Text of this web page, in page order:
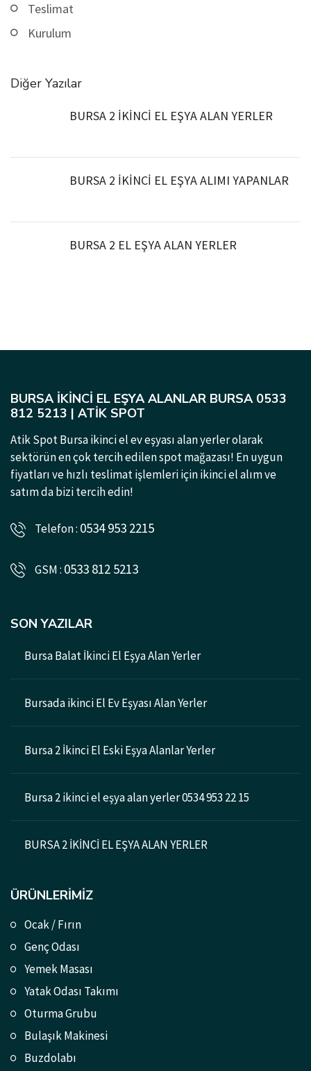
Teslimat
Kurulum
Diğer Yazılar
BURSA 2 İKİNCİ EL EŞYA ALAN YERLER
BURSA 2 İKİNCİ EL EŞYA ALIMI YAPANLAR
BURSA 2 EL EŞYA ALAN YERLER
BURSA İKINCI EL EŞYA ALANLAR BURSA 0533
812 5213 | ATIK SPOT
Atik Spot Bursa ikinci el ev eşyası alan yerler olarak
sektörün en çok tercih edilen spot mağazası! En uygun
fiyatları ve hızlı teslimat işlemleri için ikinci el alım ve
satım da bizi tercih edin!
Telefon : 0534 953 2215
GSM : 0533 812 5213
SON YAZILAR
Bursa Balat İkinci El Eşya Alan Yerler
Bursada ikinci El Ev Eşyası Alan Yerler
Bursa 2 İkinci El Eski Eşya Alanlar Yerler
Bursa 2 ikinci el eşya alan yerler 0534 953 22 15
BURSA 2 İKİNCİ EL EŞYA ALAN YERLER
ÜRÜNLERIMIZ
Ocak / Fırın
Genç Odası
Yemek Masası
Yatak Odası Takımı
Oturma Grubu
Bulaşık Makinesi
Buzdolabı